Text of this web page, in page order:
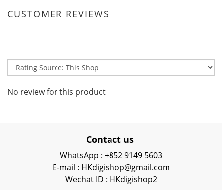
CUSTOMER REVIEWS
No review for this product
Contact us
WhatsApp : +852 9149 5603
E-mail : HKdigishop@gmail.com
Wechat ID : HKdigishop2